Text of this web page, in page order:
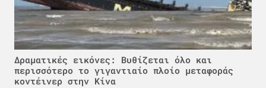
Δραματικές εικόνες: Βυθίζεται όλο και
περισσότερο το γιγαντιαίο πλοίο μεταφοράς
κοντέινερ στην Κίνα